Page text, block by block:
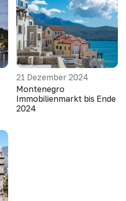
21 Dezember 2024
Montenegro
Immobilienmarkt bis Ende
2024